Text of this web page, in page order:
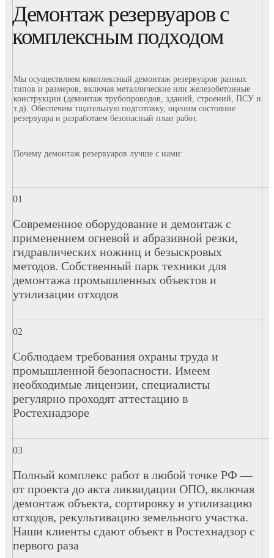
Демонтаж резервуаров с
комплексным подходом
Мы осуществляем комплексный демонтаж резервуаров разных
типов и размеров, включая металлические или железобетонные
конструкции (демонтаж трубопроводов, зданий, строений, ПСУ и
т.д). Обеспечим тщательную подготовку, оценим состояние
резервуара и разработаем безопасный план работ.
Почему демонтаж резервуаров лучше с нами:
Современное оборудование и демонтаж с
применением огневой и абразивной резки,
гидравлических ножниц и безыскровых
методов. Собственный парк техники для
демонтажа промышленных объектов и
утилизации отходов
Соблюдаем требования охраны труда и
промышленной безопасности. Имеем
необходимые лицензии, специалисты
регулярно проходят аттестацию в
Ростехнадзоре
Полный комплекс работ в любой точке РФ —
от проекта до акта ликвидации ОПО, включая
демонтаж объекта, сортировку и утилизацию
отходов, рекультивацию земельного участка.
Наши клиенты сдают объект в Ростехнадзор с
первого раза